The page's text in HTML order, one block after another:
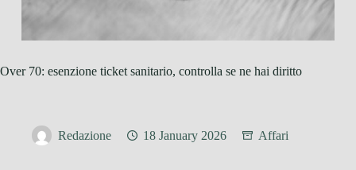
Over 70: esenzione ticket sanitario, controlla se ne hai diritto
Redazione 18 January 2026 Affari